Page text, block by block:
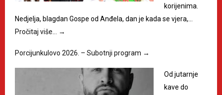
korijenima.
Nedjelja, blagdan Gospe od Anđela, dan je kada se vjera,…
Pročitaj više…
→
Porcijunkulovo 2026. – Subotnji program →
Od jutarnje
kave do